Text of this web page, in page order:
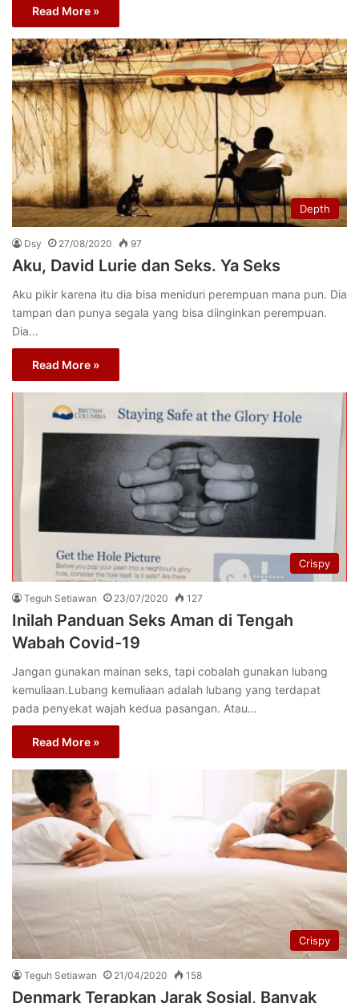
Read More »
Depth
Dsy 27/08/2020 97
Aku, David Lurie dan Seks. Ya Seks
Aku pikir karena itu dia bisa meniduri perempuan mana pun. Dia
tampan dan punya segala yang bisa diinginkan perempuan.
Dia…
Read More »
Crispy
Teguh Setiawan 23/07/2020 127
Inilah Panduan Seks Aman di Tengah
Wabah Covid-19
Jangan gunakan mainan seks, tapi cobalah gunakan lubang
kemuliaan.Lubang kemuliaan adalah lubang yang terdapat
pada penyekat wajah kedua pasangan. Atau…
Read More »
Crispy
Teguh Setiawan 21/04/2020 158
Denmark Terapkan Jarak Sosial, Banyak